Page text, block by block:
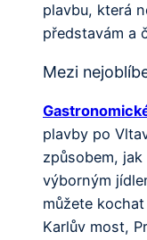
plavbu, která
představám a
Mezi
plavby po
způsobem,
výborným
můžete
Karlův most,